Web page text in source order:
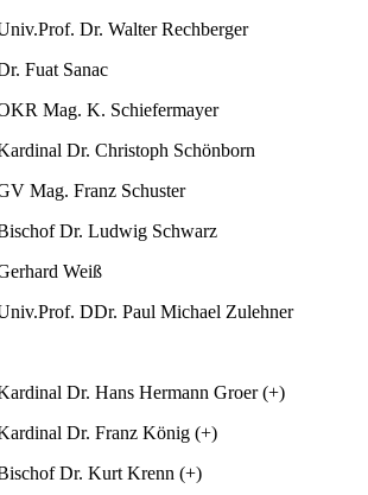
Dr. Walter Rechberger
Fuat Sanac
Mag. K. Schiefermayer
Dr. Christoph Schönborn
Mag. Franz Schuster
Dr. Ludwig Schwarz
Weiß
DDr. Paul Michael Zulehner
Dr. Hans Hermann Groer (+)
Dr. Franz König (+)
Dr. Kurt Krenn (+)